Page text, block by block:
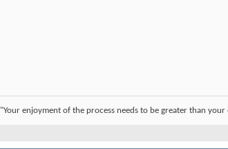
"Your enjoyment of the process needs to be greater than